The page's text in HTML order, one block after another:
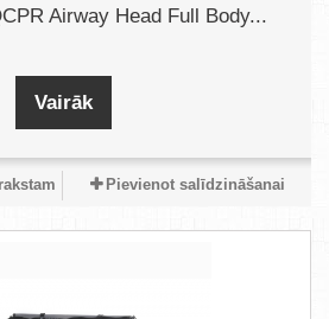
Airway Head Full Body...
Vairāk
Pievienot salīdzināšanai